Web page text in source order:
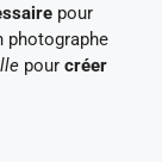
pour
photographe
pour créer